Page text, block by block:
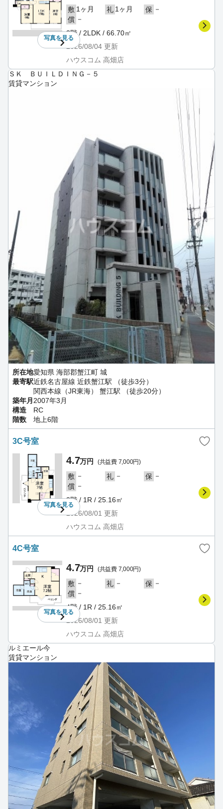
写真を見る
敷 1ヶ月 礼 1ヶ月 保 －
償 －
3階 / 2LDK / 66.70㎡
2026/08/04 更新
ハウスコム 高畑店
ＳＫ ＢＵＩＬＤＩＮＧ－５
賃貸マンション
所在地愛知県 海部郡蟹江町 城
最寄駅近鉄名古屋線 近鉄蟹江駅 （徒歩3分）
関西本線（JR東海） 蟹江駅 （徒歩20分）
築年月 2007年3月
構造
RC
階数
地上6階
3C号室
写真を見る
4.7万円 (共益費 7,000円)
敷 － 礼 － 保 －
償 －
3階 / 1R / 25.16㎡
2026/08/01 更新
ハウスコム 高畑店
4C号室
写真を見る
4.7万円 (共益費 7,000円)
敷 － 礼 － 保 －
償 －
4階 / 1R / 25.16㎡
2026/08/01 更新
ハウスコム 高畑店
ルミエール今
賃貸マンション